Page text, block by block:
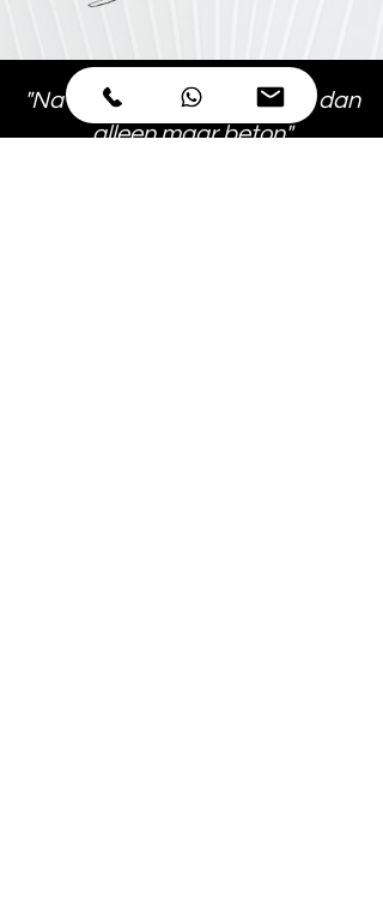
"Na ons gesprek zie ik meer dan
alleen maar beton"